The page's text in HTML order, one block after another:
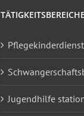
TÄTIGKEITSBEREICHE
Pflegekinderdienst
Jugendhilfe